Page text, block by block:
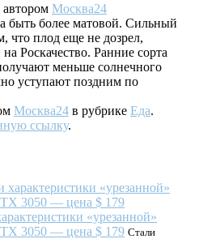
автором Москва24
быть более матовой. Сильный
что плод еще не дозрел,
Роскачество. Ранние сорта
меньше солнечного
уступают поздним по
Москва24 в рубрике Еда.
ссылку.
«урезанной»
3050 — цена $ 179 Стали